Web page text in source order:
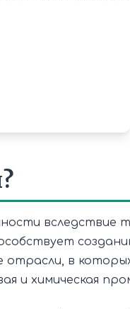
вследствие
отрасли, в
и химическая